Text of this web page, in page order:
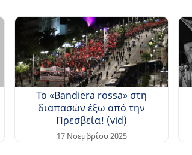
Το «Bandiera rossa» στη
διαπασών έξω από την
Πρεσβεία! (vid)
17 Νοεμβρίου 2025